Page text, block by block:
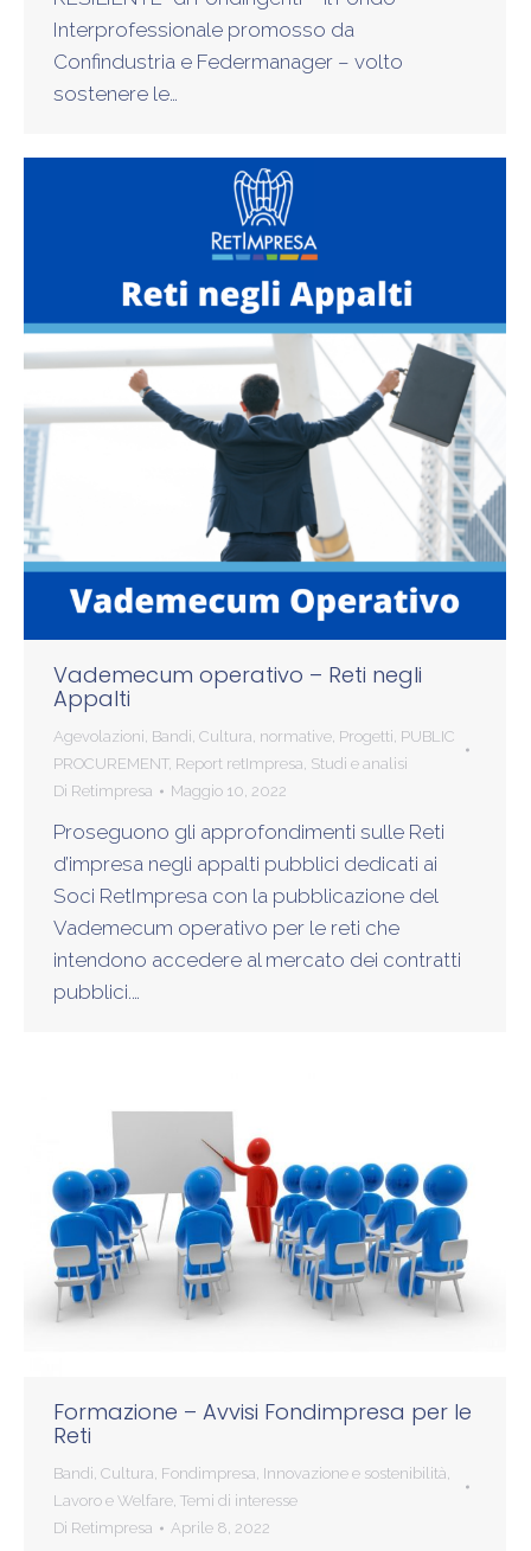
Interprofessionale promosso da
Confindustria e Federmanager – volto
sostenere le…
Vademecum operativo – Reti negli
Appalti
Agevolazioni, Bandi, Cultura, normative, Progetti, PUBLIC
PROCUREMENT, Report retImpresa, Studi e analisi
Di Retimpresa Maggio 10, 2022
Proseguono gli approfondimenti sulle Reti
d’impresa negli appalti pubblici dedicati ai
Soci RetImpresa con la pubblicazione del
Vademecum operativo per le reti che
intendono accedere al mercato dei contratti
pubblici.…
Formazione – Avvisi Fondimpresa per le
Reti
Bandi, Cultura, Fondimpresa, Innovazione e sostenibilità,
Lavoro e Welfare, Temi di interesse
Di Retimpresa Aprile 8, 2022